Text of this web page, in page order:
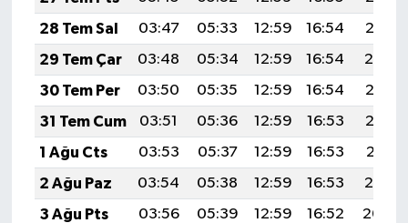
28 Tem Sal
03:47 05:33 12:59 16:54
20:15
29 Tem Çar
03:48 05:34 12:59 16:54
20:14
30 Tem Per
03:50 05:35 12:59 16:54
20:13
31 Tem Cum
03:51 05:36 12:59 16:53
20:12
1 Ağu Cts
03:53 05:37 12:59 16:53
20:11
2 Ağu Paz
03:54 05:38 12:59 16:53
20:10
3 Ağu Pts
03:56 05:39 12:59 16:52
20:09